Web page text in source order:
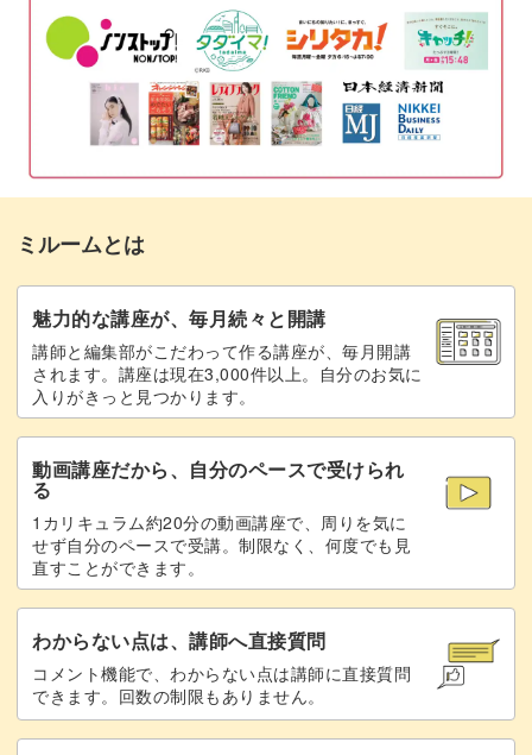
テグスをカットする 11:37
フックを丸めて金具をつける
白い箱にキーホルダーを入れる
リボンを巻く 15:45
完成♪
ミルームとは
魅力的な講座が、毎月続々と開講
講師と編集部がこだわって作る講座が、毎月開講
されます。講座は現在3,000件以上。自分のお気に
入りがきっと見つかります。
動画講座だから、自分のペースで受けられ
る
1カリキュラム約20分の動画講座で、周りを気に
せず自分のペースで受講。制限なく、何度でも見
直すことができます。
わからない点は、講師へ直接質問
コメント機能で、わからない点は講師に直接質問
できます。回数の制限もありません。